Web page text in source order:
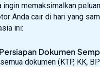
ingin memaksimalkan
Anda cair di hari yang
ini:
Dokumen
dokumen (KTP, KK,